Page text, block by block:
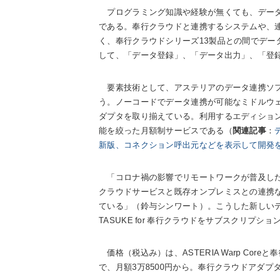
プログラミング知識や経験が無くても、デー
である。奉行クラウドと連携するシステムや、
く、奉行クラウドシリーズ13製品との間でデ
して、「データ登録」、「データ出力」、「登
要素技術として、アステリアのデータ連携ソ
う。ノーコードでデータ連携が可能なミドルウ
ダプタを取り揃えている。利用するエディショ
能を絞った月額制サービスである（ 関連記事 ：
新版、コネクション呼出元などを表示して開発
「コロナ禍の影響でリモートワークが普及し
クラウドサービスと既存オンプレミスとの連携
ている」（鈴与シンワート）。こうした新しい
TASUKE for 奉行クラウドをサブスクリプショ
価格（税込み）は、ASTERIA Warp Coreと
で、月額3万8500円から。奉行クラウドアダプ